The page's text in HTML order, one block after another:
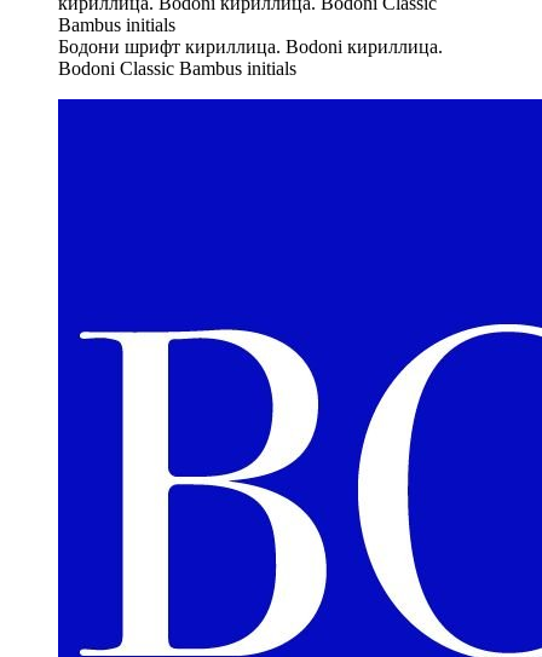
Бодони шрифт кириллица. Bodoni кириллица.
Bodoni Classic Bambus initials